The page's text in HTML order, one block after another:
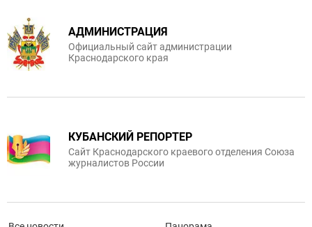
АДМИНИСТРАЦИЯ
Официальный сайт администрации
Краснодарского края
КУБАНСКИЙ РЕПОРТЕР
Сайт Краснодарского краевого отделения Союза
журналистов России